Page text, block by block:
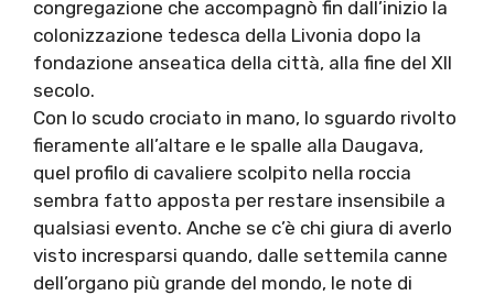
congregazione che accompagnò fin dall’inizio la
colonizzazione tedesca della Livonia dopo la
fondazione anseatica della città, alla fine del XII
secolo.
Con lo scudo crociato in mano, lo sguardo rivolto
fieramente all’altare e le spalle alla Daugava,
quel profilo di cavaliere scolpito nella roccia
sembra fatto apposta per restare insensibile a
qualsiasi evento. Anche se c’è chi giura di averlo
visto incresparsi quando, dalle settemila canne
dell’organo più grande del mondo, le note di